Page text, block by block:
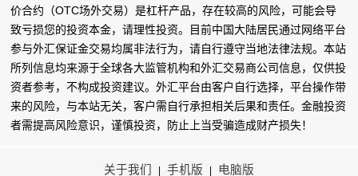
价合约（OTC场外交易）是杠杆产品，存在较高的风险，可能会导
致亏损您的投资本金，请理性投资。目前中国大陆居民通过网络平台
参与外汇保证金交易均属非法行为，请自行遵守当地法律法规。本站
所列信息均来源于全球各大监管机构和外汇交易商公司信息，仅供投
资者参考，不构成投资建议。外汇平台由客户自行选择，平台操作带
来的风险，与本站无关，客户需自行承担相关后果和责任。金融投资
者需提高风险意识，谨慎投资，防止上当受骗造成财产损失！
关于我们 手机版 电脑版